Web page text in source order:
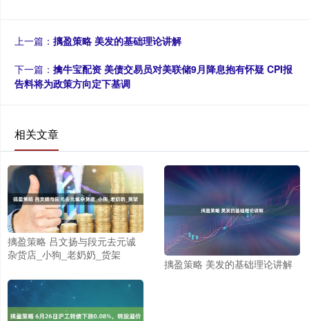
上一篇： 摛盈策略 美发的基础理论讲解
下一篇： 擒牛宝配资 美债交易员对美联储9月降息抱有怀疑 CPI报
告料将为政策方向定下基调
相关文章
摛盈策略 吕文扬与段元去元诚
杂货店_小狗_老奶奶_货架
摛盈策略 美发的基础理论讲解